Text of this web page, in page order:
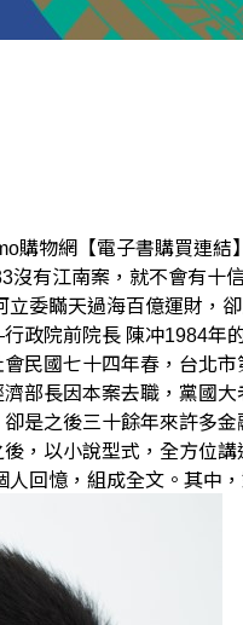
購物網【電子書購買連
沒有江南案，就不會有
委瞞天過海百億運財，
院前院長 陳冲1984年
民國七十四年春，台北
部長因本案去職，黨國
是之後三十餘年來許多
，以小說型式，全方位
回憶，組成全文。其中